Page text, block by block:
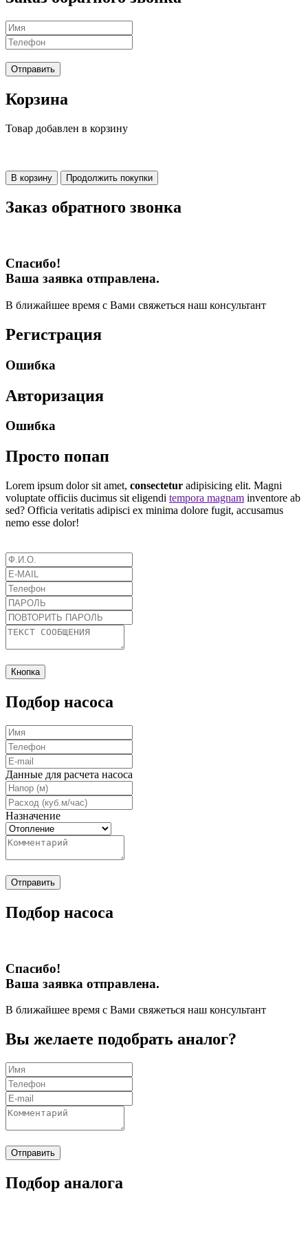
Отправить
Корзина
Товар добавлен в корзину
В корзину Продолжить покупки
Заказ обратного звонка
Спасибо!
Ваша заявка отправлена.
В ближайшее время с Вами свяжеться наш консультант
Регистрация
Ошибка
Авторизация
Ошибка
Просто попап
Lorem ipsum dolor sit amet, consectetur adipisicing elit. Magni
voluptate officiis ducimus sit eligendi tempora magnam inventore ab
sed? Officia veritatis adipisci ex minima dolore fugit, accusamus
nemo esse dolor!
Кнопка
Подбор насоса
Данные для расчета насоса
Назначение
Отправить
Подбор насоса
Спасибо!
Ваша заявка отправлена.
В ближайшее время с Вами свяжеться наш консультант
Вы желаете подобрать аналог?
Отправить
Подбор аналога